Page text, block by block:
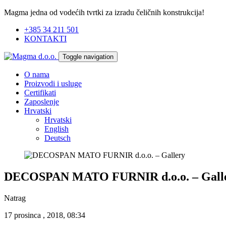
Magma jedna od vodećih tvrtki za izradu čeličnih konstrukcija!
+385 34 211 501
KONTAKTI
Toggle navigation
O nama
Proizvodi i usluge
Certifikati
Zaposlenje
Hrvatski
Hrvatski
English
Deutsch
DECOSPAN MATO FURNIR d.o.o. –
Natrag
17 prosinca , 2018, 08:34